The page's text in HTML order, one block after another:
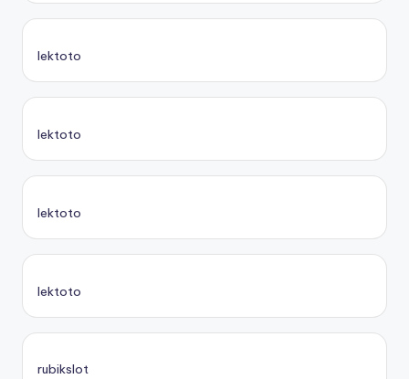
lektoto
lektoto
lektoto
lektoto
rubikslot